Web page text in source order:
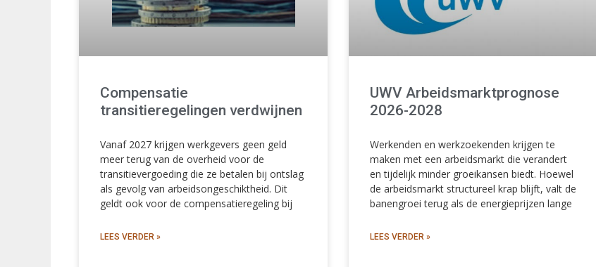
Compensatie
transitieregelingen verdwijnen
Vanaf 2027 krijgen werkgevers geen geld
meer terug van de overheid voor de
transitievergoeding die ze betalen bij ontslag
als gevolg van arbeidsongeschiktheid. Dit
geldt ook voor de compensatieregeling bij
LEES VERDER »
UWV Arbeidsmarktprognose
2026-2028
Werkenden en werkzoekenden krijgen te
maken met een arbeidsmarkt die verandert
en tijdelijk minder groeikansen biedt. Hoewel
de arbeidsmarkt structureel krap blijft, valt de
banengroei terug als de energieprijzen lange
LEES VERDER »